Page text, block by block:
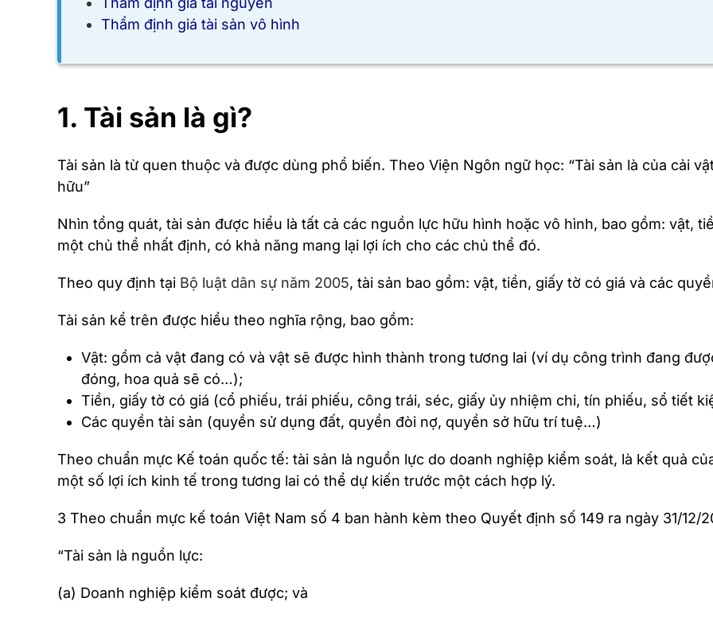
Thẩm định giá tài sản vô hình
1. Tài sản là gì?
Tài sản là từ quen thuộc và được dùng phổ biến. Theo Viện Ngôn ngữ học: “Tài sản là của cải
hữu”
Nhìn tổng quát, tài sản được hiểu là tất cả các nguồn lực hữu hình hoặc vô hình, bao gồm: vật,
một chủ thể nhất định, có khả năng mang lại lợi ích cho các chủ thể đó.
Theo quy định tại Bộ luật dân sự năm 2005, tài sản bao gồm: vật, tiền, giấy tờ có giá và các
Tài sản kể trên được hiểu theo nghĩa rộng, bao gồm:
Vật: gồm cả vật đang có và vật sẽ được hình thành trong tương lai (ví dụ công trình đang
đóng, hoa quả sẽ có…);
Tiền, giấy tờ có giá (cổ phiếu, trái phiếu, công trái, séc, giấy ủy nhiệm chi, tín phiếu, sổ tiết
Các quyền tài sản (quyền sử dụng đất, quyền đòi nợ, quyền sở hữu trí tuệ…)
Theo chuẩn mực Kế toán quốc tế: tài sản là nguồn lực do doanh nghiệp kiểm soát, là kết quả
một số lợi ích kinh tế trong tương lai có thể dự kiến trước một cách hợp lý.
3 Theo chuẩn mực kế toán Việt Nam số 4 ban hành kèm theo Quyết định số 149 ra ngày 31/12/
“Tài sản là nguồn lực:
(a) Doanh nghiệp kiểm soát được; và